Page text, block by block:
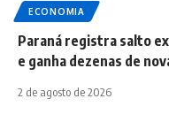
ECONOMIA
Paraná registra salto
e ganha dezenas de
2 de agosto de 2026